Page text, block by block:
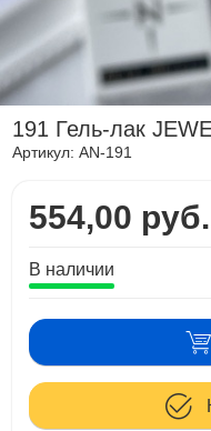
191 Гель-лак
Артикул:AN-191
554,00 руб.
В наличии